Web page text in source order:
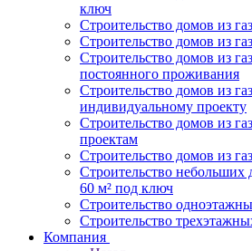
ключ
Строительство домов из
Строительство домов из
Строительство домов из
постоянного проживания
Строительство домов из
индивидуальному проекту
Строительство домов из
проектам
Строительство домов из
Строительство небольших
60 м² под ключ
Строительство
Строительство
Компания